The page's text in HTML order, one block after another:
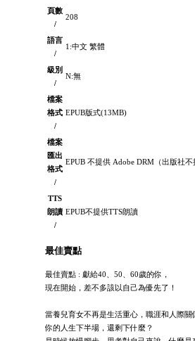
頁數
/
208
語言
/
1:中文 繁體
級別
/
N:無
檔案
格式
/
EPUB版式(13MB)
檔案
匯出
格式
/
EPUB 不提供 Adobe DRM（出版社不
TTS
朗讀
/
EPUB不提供TTS朗讀
最佳賣點
最佳賣點 : 獻給40、50、60歲的你，
現在開始，差不多該以自己為優先了！
當養兒育女不再是生活重心，職涯和人際關
你的人生下半場，還剩下什麼？